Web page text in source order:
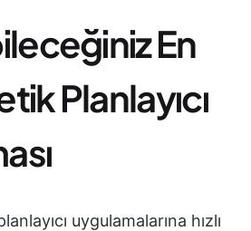
En
Planlayıcı
uygulamalarına hızlı